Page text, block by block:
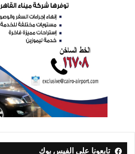
تابعونا على الفيس بوك